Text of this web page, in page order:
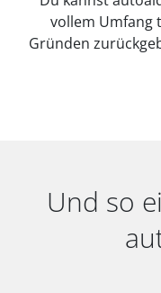
vollem Umfang
Gründen
Und so